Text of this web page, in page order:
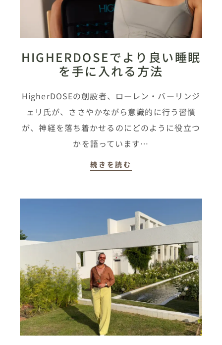
HIGHERDOSEでより良い睡眠
を手に入れる方法
HigherDOSEの創設者、ローレン・バーリンジ
ェリ氏が、ささやかながら意識的に行う習慣
が、神経を落ち着かせるのにどのように役立つ
かを語っています…
続きを読む